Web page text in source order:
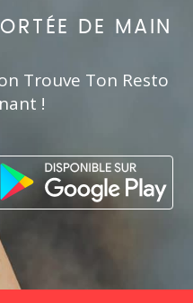
DE MAIN
Trouve Ton Resto
!